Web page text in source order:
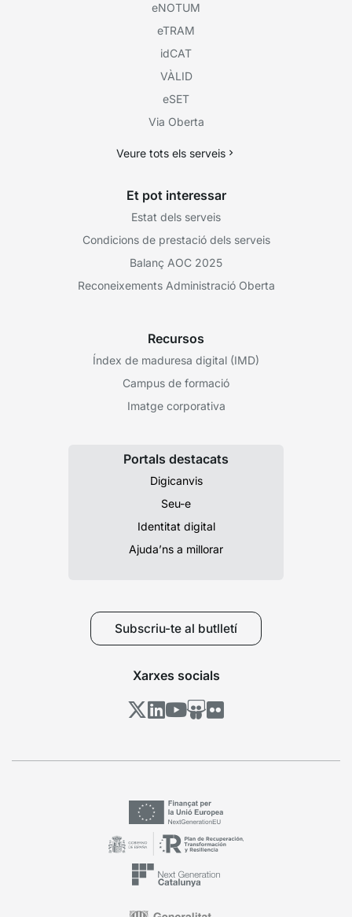
eNOTUM
eTRAM
idCAT
VÀLID
eSET
Via Oberta
Veure tots els serveis
Et pot interessar
Estat dels serveis
Condicions de prestació dels serveis
Balanç AOC 2025
Reconeixements Administració Oberta
Recursos
Índex de maduresa digital (IMD)
Campus de formació
Imatge corporativa
Portals destacats
Digicanvis
Seu-e
Identitat digital
Ajuda’ns a millorar
Subscriu-te al butlletí
Xarxes socials